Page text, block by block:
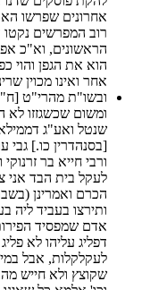
אחרונים שפרשו
רוב המפרשים נקטו
הראשונים, וא"כ
הוא את הגפן והוי
אחר ואינו מכוין
ובשו"ת מהרי"ט
ומשום שכשגזזו לא
שנטל ואע"ג
[בסנהדרין כו.] גבי
ורבי חייא בר
לעקל בית הבד אני
הכרם ואמרינן
ותירצו בעביד ליה
אדם שמפסיד
דפליג עליהו לא
לעקלקלות, אבל
שקוצץ ולא חייש מה